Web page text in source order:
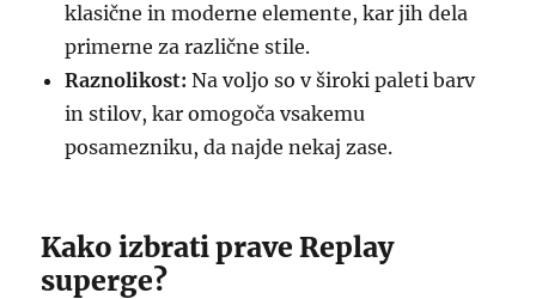
klasične in moderne elemente, kar jih dela
primerne za različne stile.
Raznolikost: Na voljo so v široki paleti barv
in stilov, kar omogoča vsakemu
posamezniku, da najde nekaj zase.
Kako izbrati prave Replay
superge?